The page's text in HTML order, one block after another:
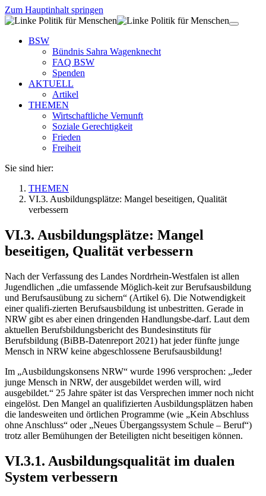
Zum Hauptinhalt springen
BSW
Bündnis Sahra Wagenknecht
FAQ BSW
Spenden
AKTUELL
Artikel
THEMEN
Wirtschaftliche Vernunft
Soziale Gerechtigkeit
Frieden
Freiheit
Sie sind hier:
THEMEN
VI.3. Ausbildungsplätze: Mangel beseitigen, Qualität
verbessern
VI.3. Ausbildungsplätze: Mangel
beseitigen, Qualität verbessern
Nach der Verfassung des Landes Nordrhein-Westfalen ist allen
Jugendlichen „die umfassende Möglich-keit zur Berufsausbildung
und Berufsausübung zu sichern“ (Artikel 6). Die Notwendigkeit
einer qualifi-zierten Berufsausbildung ist unbestritten. Gerade in
NRW gibt es aber einen dringenden Handlungsbe-darf. Laut dem
aktuellen Berufsbildungsbericht des Bundesinstituts für
Berufsbildung (BiBB-Datenreport 2021) hat jeder fünfte junge
Mensch in NRW keine abgeschlossene Berufsausbildung!
Im „Ausbildungskonsens NRW“ wurde 1996 versprochen: „Jeder
junge Mensch in NRW, der ausgebildet werden will, wird
ausgebildet.“ 25 Jahre später ist das Versprechen immer noch nicht
eingelöst. Den Mangel an qualifizierten Ausbildungsplätzen haben
die landesweiten und örtlichen Programme (wie „Kein Abschluss
ohne Anschluss“ oder „Neues Übergangssystem Schule – Beruf“)
trotz aller Bemühungen der Beteiligten nicht beseitigen können.
VI.3.1. Ausbildungsqualität im dualen
System verbessern